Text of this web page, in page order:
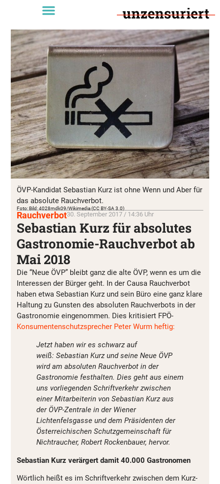
ÖVP-Kandidat Sebastian Kurz ist ohne Wenn und Aber für
das absolute Rauchverbot.
Foto: Bild: 4028mdk09/Wikimedia (CC BY-SA 3.0)
Rauchverbot30. September 2017 / 14:36 Uhr
Sebastian Kurz für absolutes
Gastronomie-Rauchverbot ab
Mai 2018
Die “Neue ÖVP” bleibt ganz die alte ÖVP, wenn es um die
Interessen der Bürger geht. In der Causa Rauchverbot
haben etwa Sebastian Kurz und sein Büro eine ganz klare
Haltung zu Gunsten des absoluten Rauchverbots in der
Gastronomie eingenommen. Dies kritisiert FPÖ-
Konsumentenschutzsprecher Peter Wurm heftig:
Jetzt haben wir es schwarz auf
weiß: Sebastian Kurz und seine Neue ÖVP
wird am absoluten Rauchverbot in der
Gastronomie festhalten. Dies geht aus einem
uns vorliegenden Schriftverkehr zwischen
einer Mitarbeiterin von Sebastian Kurz aus
der ÖVP-Zentrale in der Wiener
Lichtenfelsgasse und dem Präsidenten der
Österreichischen Schutzgemeinschaft für
Nichtraucher, Robert Rockenbauer, hervor.
Sebastian Kurz verärgert damit 40.000 Gastronomen
Wörtlich heißt es im Schriftverkehr zwischen dem Kurz-